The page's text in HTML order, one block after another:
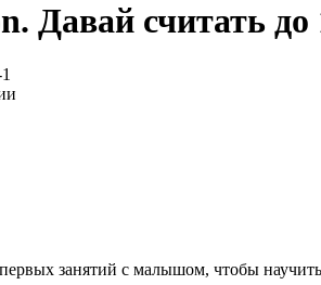
Давай считать до
занятий с малышом, чтобы